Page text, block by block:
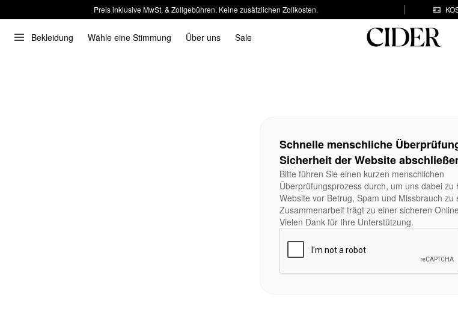
Preis inklusive MwSt. & Zollgebühren. Keine zusätzlichen Zollkosten.
Bekleidung Wähle eine Stimmung Über uns Sale
Schnelle menschliche
Sicherheit der Website
Bitte führen Sie einen kurzen menschlichen
Überprüfungsprozess durch, um uns dabei zu
Website vor Betrug, Spam und Missbrauch zu
Zusammenarbeit trägt zu einer sicheren
Vielen Dank für Ihre Unterstützung.